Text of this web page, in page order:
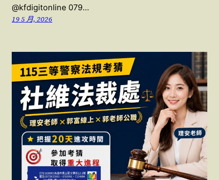
@kfdigitonline 079…
19 5 月, 2026